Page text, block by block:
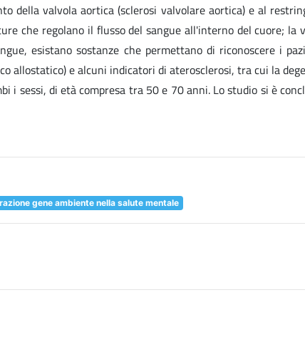
della valvola aortica (sclerosi valvolare aortica) e al
che regolano il flusso del sangue all'interno del cuore;
esistano sostanze che permettano di riconoscere i
allostatico) e alcuni indicatori di aterosclerosi, tra cui la
i sessi, di età compresa tra 50 e 70 anni. Lo studio si è
gene ambiente nella salute mentale